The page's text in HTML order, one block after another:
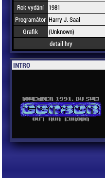
Rok vydání
1981
Programátor Harry J. Saal
Grafik
(Unknown)
detail hry
INTRO